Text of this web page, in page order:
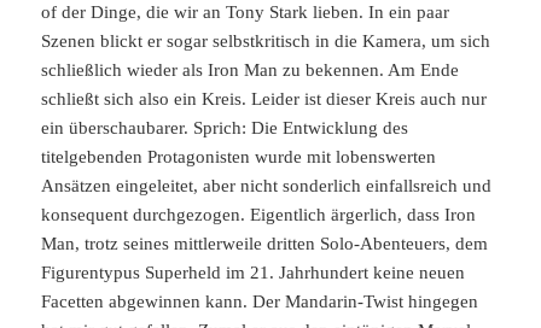
of der Dinge, die wir an Tony Stark lieben. In ein paar
Szenen blickt er sogar selbstkritisch in die Kamera, um sich
schließlich wieder als Iron Man zu bekennen. Am Ende
schließt sich also ein Kreis. Leider ist dieser Kreis auch nur
ein überschaubarer. Sprich: Die Entwicklung des
titelgebenden Protagonisten wurde mit lobenswerten
Ansätzen eingeleitet, aber nicht sonderlich einfallsreich und
konsequent durchgezogen. Eigentlich ärgerlich, dass Iron
Man, trotz seines mittlerweile dritten Solo-Abenteuers, dem
Figurentypus Superheld im 21. Jahrhundert keine neuen
Facetten abgewinnen kann. Der Mandarin-Twist hingegen